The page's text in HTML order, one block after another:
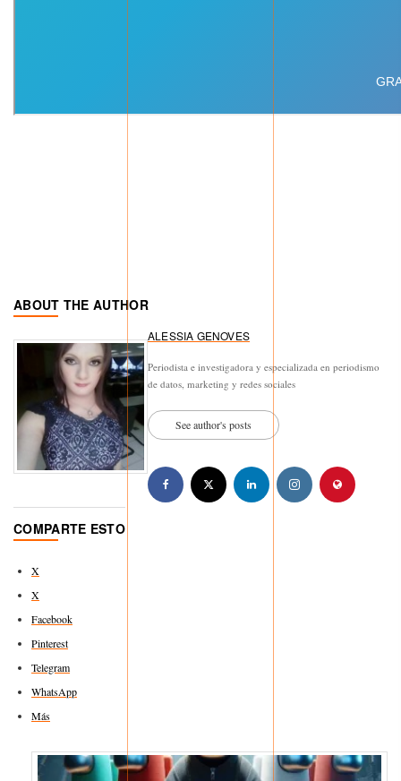
ABOUT THE AUTHOR
ALESSIA GENOVES
Periodista e investigadora y especializada en periodismo
de datos, marketing y redes sociales
See author's posts
COMPARTE ESTO
X
X
Facebook
Pinterest
Telegram
WhatsApp
Más